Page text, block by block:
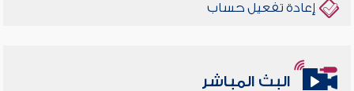
إعادة تفعيل حساب
البث المباشر